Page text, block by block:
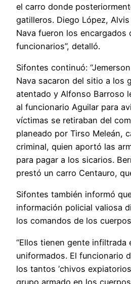
el carro donde
gatilleros. Diego López,
Nava fueron los encargados
funcionarios”, detalló.
Sifontes continuó:
Nava sacaron del sitio a los
atentado y Alfonso Barroso
al funcionario Aguilar para
víctimas se retiraban del
planeado por Tirso Meleán,
criminal, quien aportó las
para pagar a los sicarios.
prestó un carro Centauro,
Sifontes también informó
información policial valiosa
los comandos de los
“Ellos tienen gente infiltrada
uniformados. El funcionario
los tantos ‘chivos
grupo armado en los